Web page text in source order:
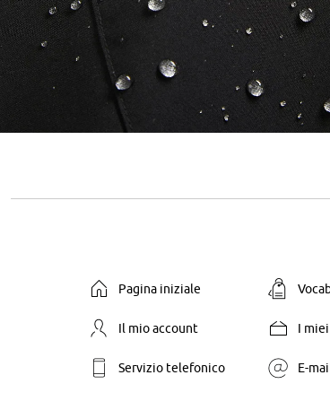
Pagina iniziale
Il mio account I
Servizio telefonico E-